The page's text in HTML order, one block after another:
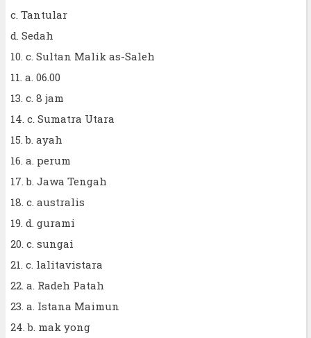
c. Tantular
d. Sedah
10. c. Sultan Malik as-Saleh
11. a. 06.00
13. c. 8 jam
14. c. Sumatra Utara
15. b. ayah
16. a. perum
17. b. Jawa Tengah
18. c. australis
19. d. gurami
20. c. sungai
21. c. lalitavistara
22. a. Radeh Patah
23. a. Istana Maimun
24. b. mak yong